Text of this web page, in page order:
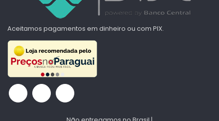
Aceitamos pagamentos em dinheiro ou com PIX.